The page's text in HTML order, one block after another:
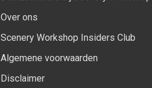
Over ons
Scenery Workshop Insiders Club
Algemene voorwaarden
Disclaimer